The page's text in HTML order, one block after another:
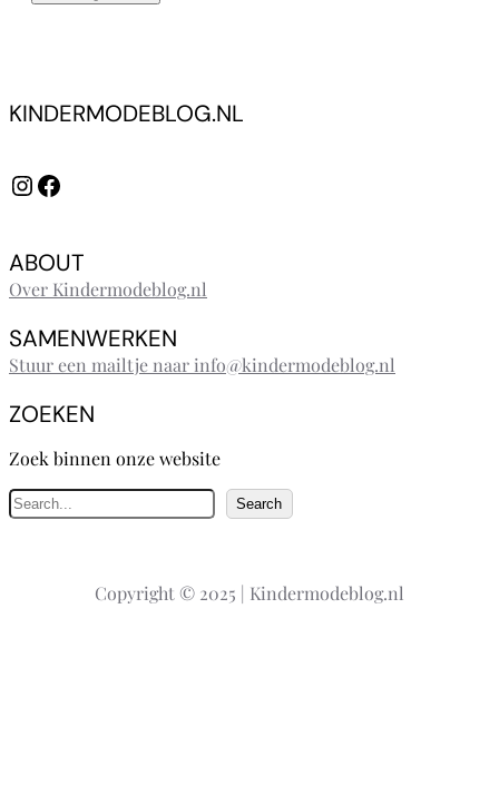
KINDERMODEBLOG.NL
InstagramFacebook
ABOUT
Over Kindermodeblog.nl
SAMENWERKEN
Stuur een mailtje naar info@kindermodeblog.nl
ZOEKEN
Zoek binnen onze website
Z
o
e
Search
Copyright © 2025 | Kindermodeblog.nl